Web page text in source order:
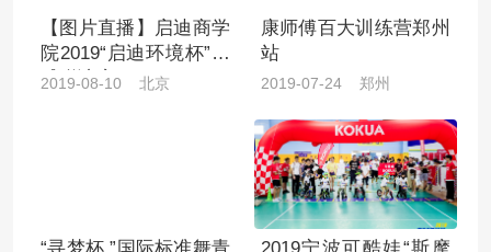
【图片直播】启迪商学
院2019“启迪环境杯”篮
球联谊赛
2019-08-10 北京
康师傅百大训练营郑州
站
2019-07-24 郑州